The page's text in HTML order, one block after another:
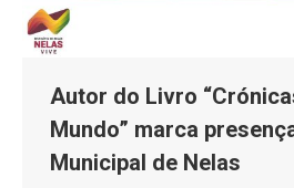
Autor do Livro
Mundo” marca
Municipal de Nelas